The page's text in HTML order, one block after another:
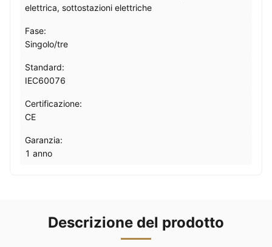
elettrica, sottostazioni elettriche
Fase:
Singolo/tre
Standard:
IEC60076
Certificazione:
CE
Garanzia:
1 anno
Descrizione del prodotto